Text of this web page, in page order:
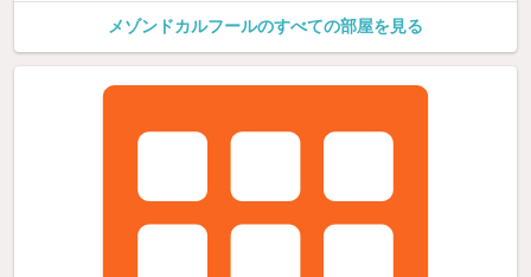
メゾンドカルフールのすべての部屋を見る